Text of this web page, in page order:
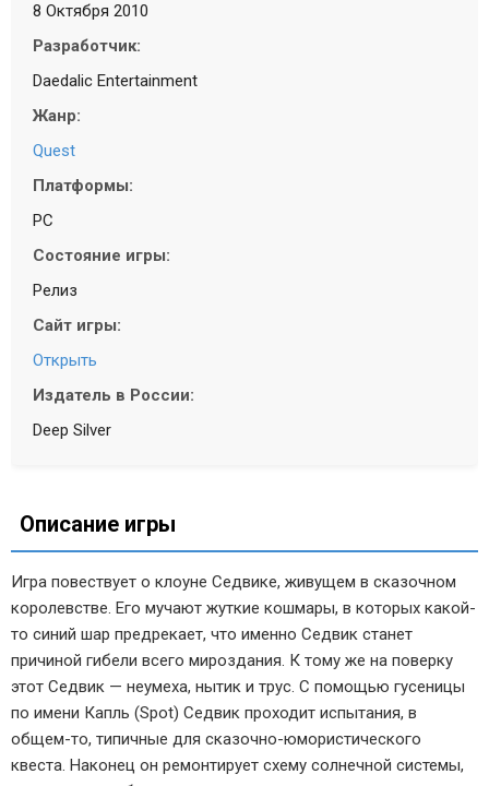
8 Октября 2010
Разработчик:
Daedalic Entertainment
Жанр:
Quest
Платформы:
PC
Состояние игры:
Релиз
Сайт игры:
Открыть
Издатель в России:
Deep Silver
Описание игры
Игра повествует о клоуне Седвике, живущем в сказочном
королевстве. Его мучают жуткие кошмары, в которых какой-
то синий шар предрекает, что именно Седвик станет
причиной гибели всего мироздания. К тому же на поверку
этот Седвик — неумеха, нытик и трус. С помощью гусеницы
по имени Капль (Spot) Седвик проходит испытания, в
общем-то, типичные для сказочно-юмористического
квеста. Наконец он ремонтирует схему солнечной системы,